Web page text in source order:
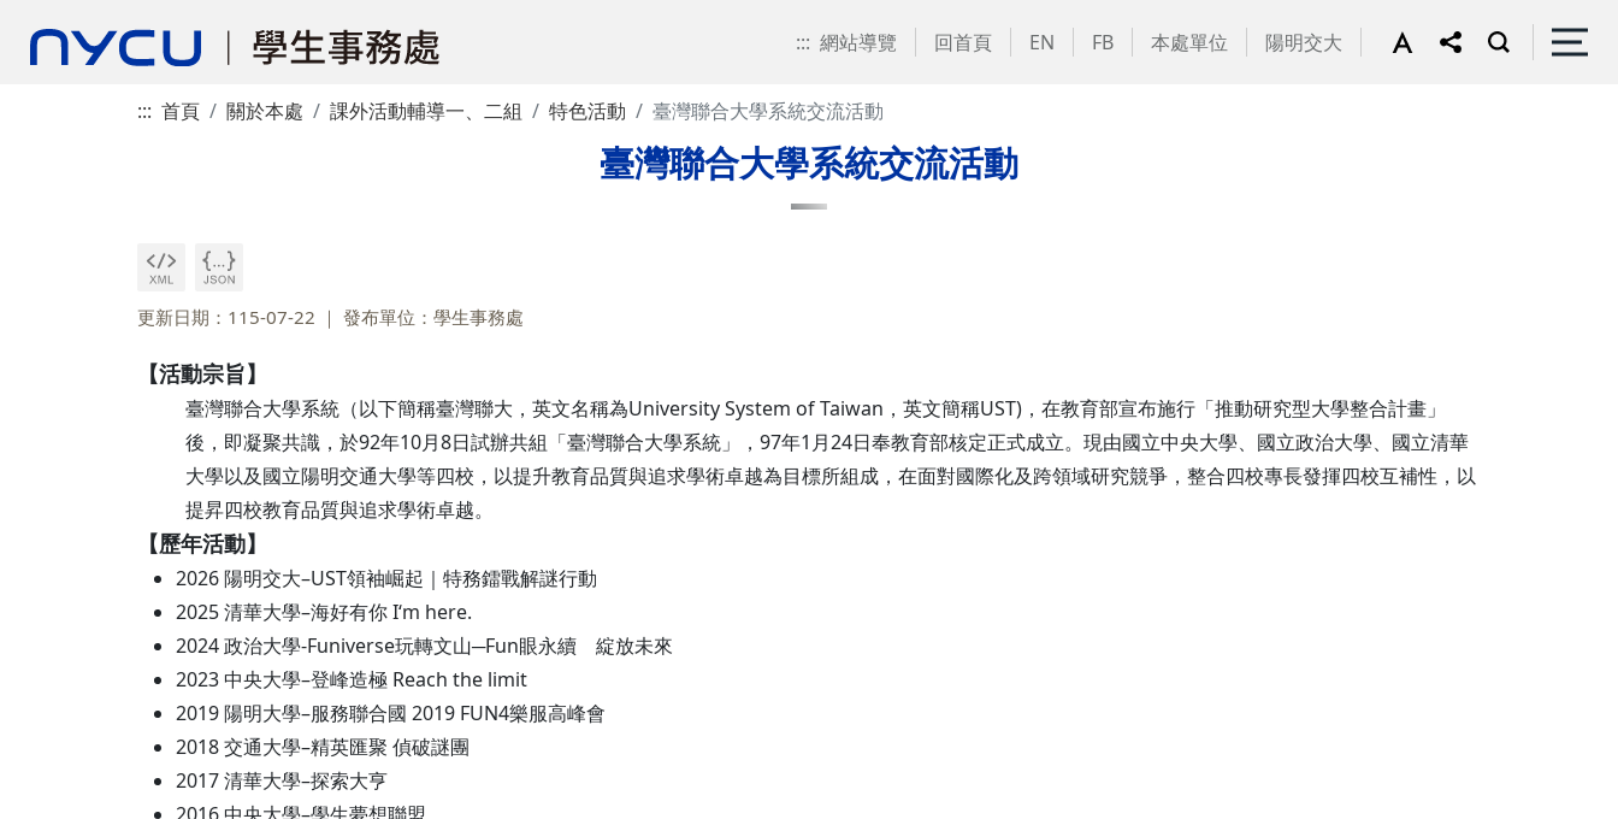
::: 網站導覽 回首頁 EN FB 本處單位 陽明交大
::: 首頁 關於本處 課外活動輔導一、二組 特色活動 臺灣聯合大學系統交流活動
臺灣聯合大學系統交流活動
更新日期：115-07-22 發布單位：學生事務處
【活動宗旨】
臺灣聯合大學系統（以下簡稱臺灣聯大，英文名稱為University System of Taiwan，英文簡稱UST)，在教育部宣布施行「推動研究型大學整合計畫」
後，即凝聚共識，於92年10月8日試辦共組「臺灣聯合大學系統」，97年1月24日奉教育部核定正式成立。現由國立中央大學、國立政治大學、國立清華
大學以及國立陽明交通大學等四校，以提升教育品質與追求學術卓越為目標所組成，在面對國際化及跨領域研究競爭，整合四校專長發揮四校互補性，以
提昇四校教育品質與追求學術卓越。
【歷年活動】
2026 陽明交大–UST領袖崛起｜特務鐳戰解謎行動
2025 清華大學–海好有你 I‘m here.
2024 政治大學-Funiverse玩轉文山─Fun眼永續 綻放未來
2023 中央大學–登峰造極 Reach the limit
2019 陽明大學–服務聯合國 2019 FUN4樂服高峰會
2018 交通大學–精英匯聚 偵破謎團
2017 清華大學–探索大亨